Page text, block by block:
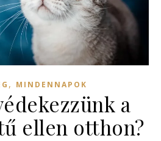
, MINDENNAPOK
a
ellen otthon?